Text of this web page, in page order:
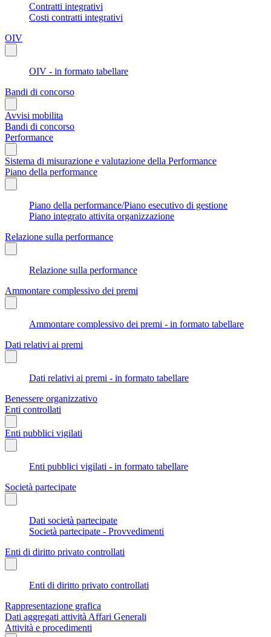
Contratti integrativi
Costi contratti integrativi
OIV
OIV - in formato tabellare
Bandi di concorso
Avvisi mobilita
Bandi di concorso
Performance
Sistema di misurazione e valutazione della Performance
Piano della performance
Piano della performance/Piano esecutivo di gestione
Piano integrato attivita organizzazione
Relazione sulla performance
Relazione sulla performance
Ammontare complessivo dei premi
Ammontare complessivo dei premi - in formato tabellare
Dati relativi ai premi
Dati relativi ai premi - in formato tabellare
Benessere organizzativo
Enti controllati
Enti pubblici vigilati
Enti pubblici vigilati - in formato tabellare
Società partecipate
Dati società partecipate
Società partecipate - Provvedimenti
Enti di diritto privato controllati
Enti di diritto privato controllati
Rappresentazione grafica
Dati aggregati attività Affari Generali
Attività e procedimenti